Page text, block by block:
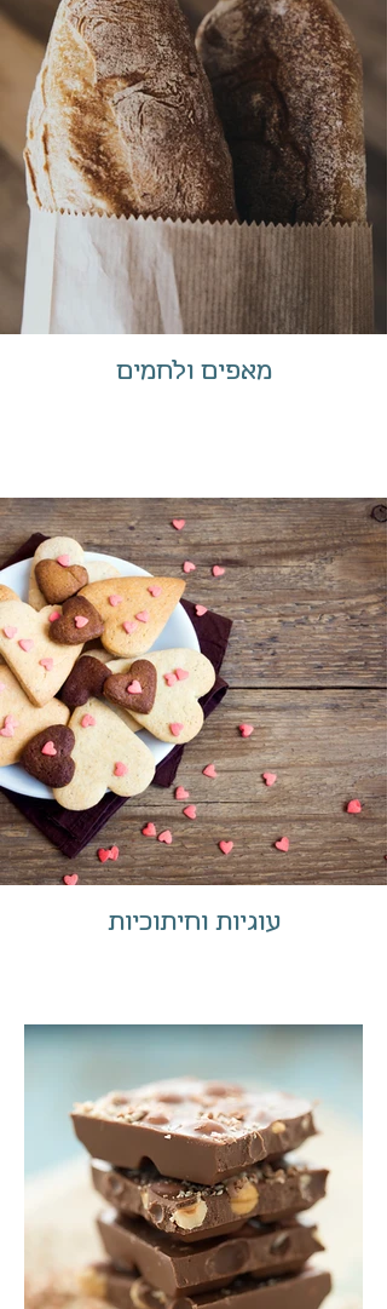
מאפים ולחמים
עוגיות וחיתוכיות